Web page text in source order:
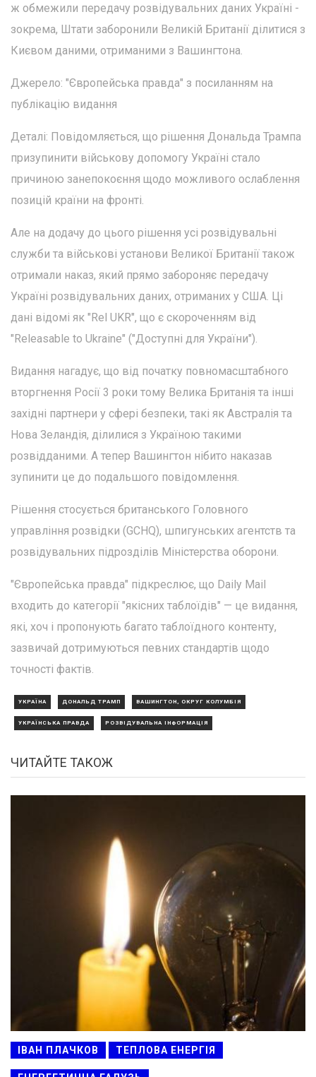
ж обмежили передачу розвідувальних даних Україні -
зокрема, Штати заборонили Великій Британії ділитися з
Києвом даними, отриманими з Вашингтона.
Джерело: "Європейська правда" з посиланням на
публікацію видання
Деталі: Повідомляється, що рішення Дональда Трампа
призупинити військову допомогу Україні стало
причиною занепокоєння щодо можливого ослаблення
позицій країни на фронті.
Але на додачу до цього рішення усі розвідувальні
служби та військові установи Великої Британії також
отримали наказ, який прямо забороняє передачу
Україні розвідувальних даних, отриманих у США. Ці
дані відомі як "Rel UKR", що є скороченням від
"Releasable to Ukraine" ("Доступні для України").
Видання нагадує, що від початку повномасштабного
вторгнення Росії 3 роки тому Велика Британія та інші
західні партнери у сфері безпеки, такі як Австралія та
Нова Зеландія, ділилися з Україною такими
розвідданими. А тепер Вашингтон нібито наказав
зупинити це до подальшого повідомлення.
Рішення стосується британського Головного
управління розвідки (GCHQ), шпигунських агентств та
розвідувальних підрозділів Міністерства оборони.
"Європейська правда" підкреслює, що Daily Mail
входить до категорії "якісних таблоїдів" — це видання,
які, хоч і пропонують багато таблоїдного контенту,
зазвичай дотримуються певних стандартів щодо
точності фактів.
УКРАЇНА ДОНАЛЬД ТРАМП ВАШИНГТОН, ОКРУГ КОЛУМБІЯ
УКРАЇНСЬКА ПРАВДА РОЗВІДУВАЛЬНА ІНФОРМАЦІЯ
ЧИТАЙТЕ ТАКОЖ
ІВАН ПЛАЧКОВ ТЕПЛОВА ЕНЕРГІЯ